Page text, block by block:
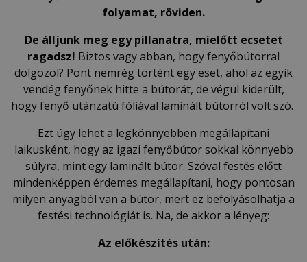
folyamat, röviden.
De álljunk meg egy pillanatra, mielőtt ecsetet
ragadsz! Biztos vagy abban, hogy fenyőbútorral
dolgozol? Pont nemrég történt egy eset, ahol az egyik
vendég fenyőnek hitte a bútorát, de végül kiderült,
hogy fenyő utánzatú fóliával laminált bútorról volt szó.
Ezt úgy lehet a legkönnyebben megállapítani
laikusként, hogy az igazi fenyőbútor sokkal könnyebb
súlyra, mint egy laminált bútor. Szóval festés előtt
mindenképpen érdemes megállapítani, hogy pontosan
milyen anyagból van a bútor, mert ez befolyásolhatja a
festési technológiát is. Na, de akkor a lényeg:
Az előkészítés után: